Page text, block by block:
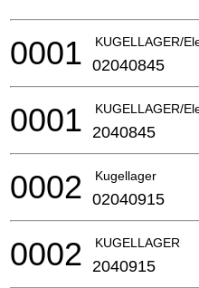
KUGELLAGER/
0001 02040845
KUGELLAGER/
0001 2040845
Kugellager
0002 02040915
KUGELLAGER
0002 2040915